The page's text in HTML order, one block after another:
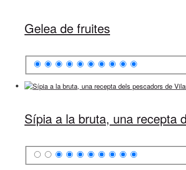
Gelea de fruites
Sípia a la bruta, una recepta